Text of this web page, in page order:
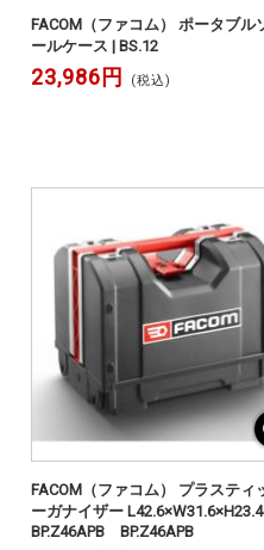
FACOM（ファコム） ポータブル
ールケース | BS.12
23,986円 (税込)
FACOM（ファコム） プラスティ
ーガナイザー
BP.Z46APB BP.Z46APB